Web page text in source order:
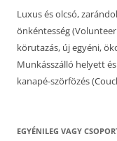
Luxus és olcsó,
önkéntesség
körutazás, új egyéni,
Munkásszálló helyett
kanapé-szörfözés
EGYÉNILEG VAGY